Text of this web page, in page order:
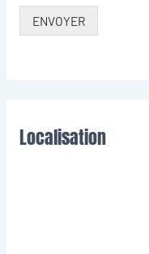
ENVOYER
Localisation